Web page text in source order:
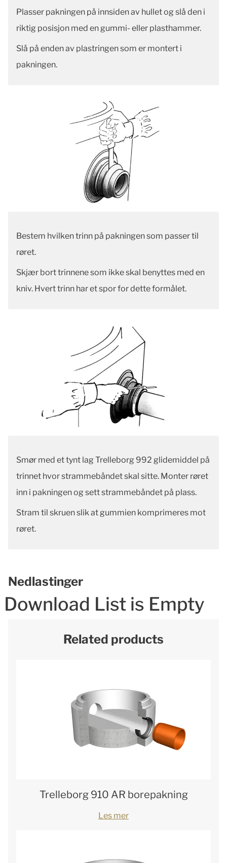
Plasser pakningen på innsiden av hullet og slå den i
riktig posisjon med en gummi- eller plasthammer.
Slå på enden av plastringen som er montert i
pakningen.
Bestem hvilken trinn på pakningen som passer til
røret.
Skjær bort trinnene som ikke skal benyttes med en
kniv. Hvert trinn har et spor for dette formålet.
Smør med et tynt lag Trelleborg 992 glidemiddel på
trinnet hvor strammebåndet skal sitte. Monter røret
inn i pakningen og sett strammebåndet på plass.
Stram til skruen slik at gummien komprimeres mot
røret.
Nedlastinger
Download List is Empty
Related products
Trelleborg 910 AR borepakning
Les mer